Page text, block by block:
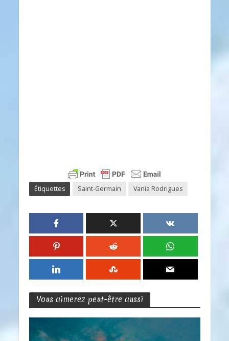
Étiquettes Saint-Germain Vania Rodrigues
Vous aimerez peut-être aussi